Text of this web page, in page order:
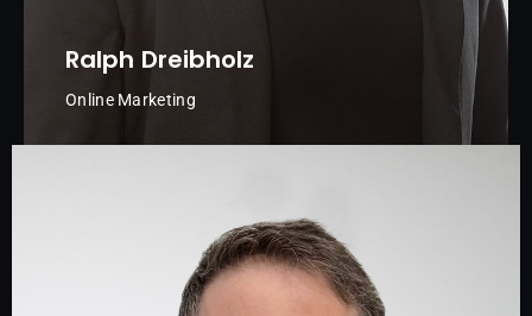
Ralph Dreibholz
Online Marketing